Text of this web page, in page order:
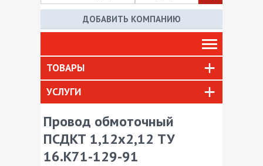
ДОБАВИТЬ КОМПАНИЮ
ТОВАРЫ
УСЛУГИ
Провод обмоточный
ПСДКТ 1,12х2,12 ТУ
16.К71-129-91